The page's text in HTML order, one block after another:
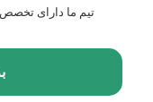
تیم ما دارای